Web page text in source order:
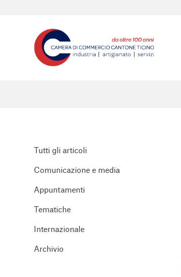
Tutti gli articoli
Comunicazione e media
Appuntamenti
Tematiche
Internazionale
Archivio